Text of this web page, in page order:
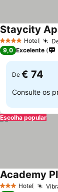
4 EstrelasHotel
Staycity
9,0 Excelente
De € 74
Consulte os
Escolha popular
3 EstrelasHotel
Academy